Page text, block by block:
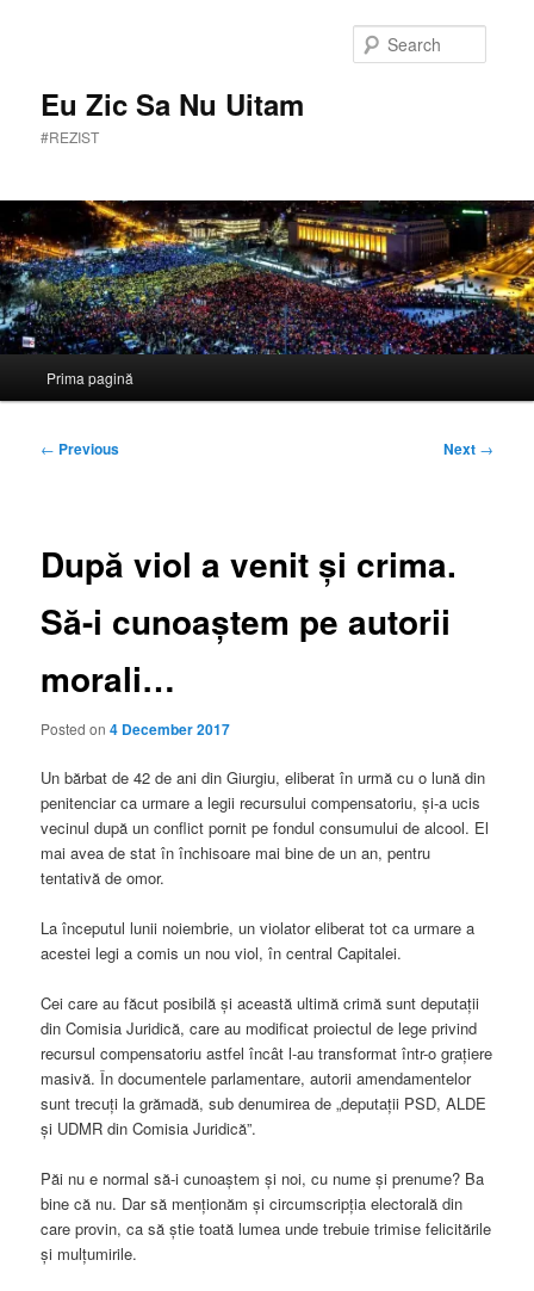
Eu Zic Sa Nu Uitam
#REZIST
Prima pagină
Post
← Previous Next →
După viol a venit și crima.
Să-i cunoaștem pe autorii
morali…
Posted on4 December 2017
Un bărbat de 42 de ani din Giurgiu, eliberat în urmă cu o lună din
penitenciar ca urmare a legii recursului compensatoriu, și-a ucis
vecinul după un conflict pornit pe fondul consumului de alcool. El
mai avea de stat în închisoare mai bine de un an, pentru
tentativă de omor.
La începutul lunii noiembrie, un violator eliberat tot ca urmare a
acestei legi a comis un nou viol, în central Capitalei.
Cei care au făcut posibilă și această ultimă crimă sunt deputații
din Comisia Juridică, care au modificat proiectul de lege privind
recursul compensatoriu astfel încât l-au transformat într-o grațiere
masivă. În documentele parlamentare, autorii amendamentelor
sunt trecuți la grămadă, sub denumirea de „deputații PSD, ALDE
și UDMR din Comisia Juridică”.
Păi nu e normal să-i cunoaștem și noi, cu nume și prenume? Ba
bine că nu. Dar să menționăm și circumscripția electorală din
care provin, ca să știe toată lumea unde trebuie trimise felicitările
și mulțumirile.